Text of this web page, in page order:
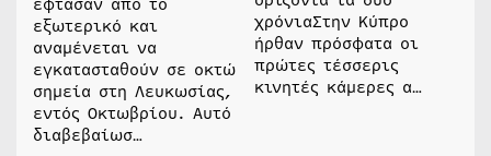
εξωτερικό και
αναμένεται να
εγκατασταθούν σε οκτώ
σημεία στη Λευκωσίας,
εντός Οκτωβρίου. Αυτό
διαβεβαίωσ…
χρόνιαΣτην Κύπρο
ήρθαν πρόσφατα οι
πρώτες τέσσερις
κινητές κάμερες α…